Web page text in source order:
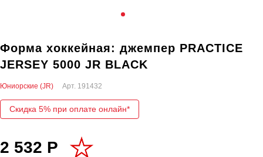
Форма хоккейная: джемпер PRACTICE
JERSEY 5000 JR BLACK
Юниорские (JR) Арт. 191432
Скидка 5% при оплате онлайн*
2 532 Р